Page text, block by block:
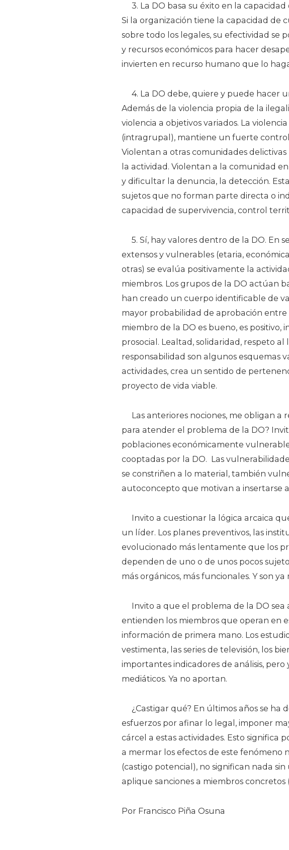
3. La DO basa su éxito en la
Si la organización tiene la capacidad de
sobre todo los legales, su efectividad se
y recursos económicos para hacer
invierten en recurso humano que lo
4. La DO debe, quiere y puede hacer
Además de la violencia propia de la
violencia a objetivos variados. La
(intragrupal), mantiene un fuerte
Violentan a otras comunidades
la actividad. Violentan a la comunidad
y dificultar la denuncia, la detección.
sujetos que no forman parte directa o
capacidad de supervivencia, control
5. Sí, hay valores dentro de la DO. En
extensos y vulnerables (etaria,
otras) se evalúa positivamente la
miembros. Los grupos de la DO actúan
han creado un cuerpo identificable de
mayor probabilidad de aprobación entre
miembro de la DO es bueno, es positivo,
prosocial. Lealtad, solidaridad, respeto
responsabilidad son algunos esquemas
actividades, crea un sentido de
proyecto de vida viable.
Las anteriores nociones, me obligan a
para atender el problema de la DO?
poblaciones económicamente
cooptadas por la DO. Las
se constriñen a lo material, también
autoconcepto que motivan a insertarse a
Invito a cuestionar la lógica arcaica
un líder. Los planes preventivos, las
evolucionado más lentamente que los
dependen de uno o de unos pocos
más orgánicos, más funcionales. Y son ya
Invito a que el problema de la DO
entienden los miembros que operan en
información de primera mano. Los
vestimenta, las series de televisión, los
importantes indicadores de análisis, pero
mediáticos. Ya no aportan.
¿Castigar qué? En últimos años se ha
esfuerzos por afinar lo legal, imponer
cárcel a estas actividades. Esto significa
a mermar los efectos de este fenómeno
(castigo potencial), no significan nada
aplique sanciones a miembros concretos
Por Francisco Piña Osuna